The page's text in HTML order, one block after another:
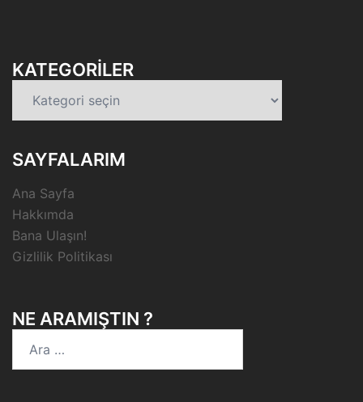
KATEGORILER
SAYFALARIM
Ana Sayfa
Hakkımda
Bana Ulaşın!
Gizlilik Politikası
NE ARAMIŞTIN ?